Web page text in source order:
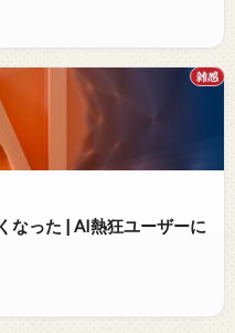
雑感
なった | AI熱狂ユーザーに